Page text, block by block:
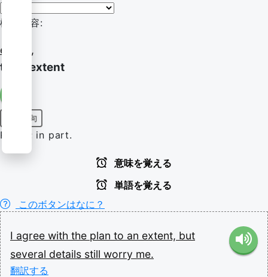
検索内容:
extent,
to an extent
前置詞句
Partly; in part.
意味を覚える
単語を覚える
このボタンはなに？
I agree with the plan to an extent, but
several details still worry me.
翻訳する